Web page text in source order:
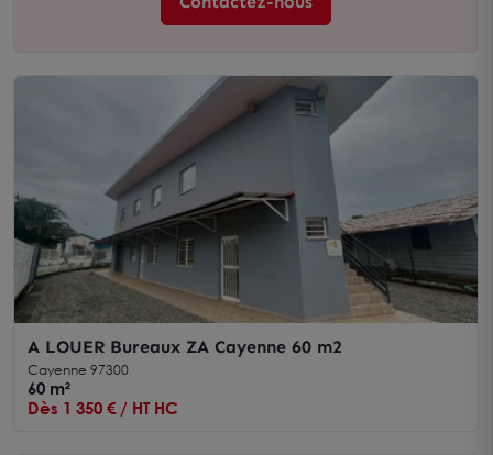
A LOUER Bureaux ZA Cayenne 60 m2
Cayenne 97300
60 m²
Dès 1 350 € / HT HC